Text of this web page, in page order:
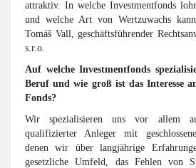
attraktiv. In welche Investmentfonds
und welche Art von Wertzuwachs
Tomáš Vall, geschäftsführender
s.r.o.
Auf welche Investmentfonds
Beruf und wie groß ist das Interesse
Fonds?
Wir spezialisieren uns vor allem
qualifizierter Anleger mit
denen wir über langjährige
gesetzliche Umfeld, das Fehlen von